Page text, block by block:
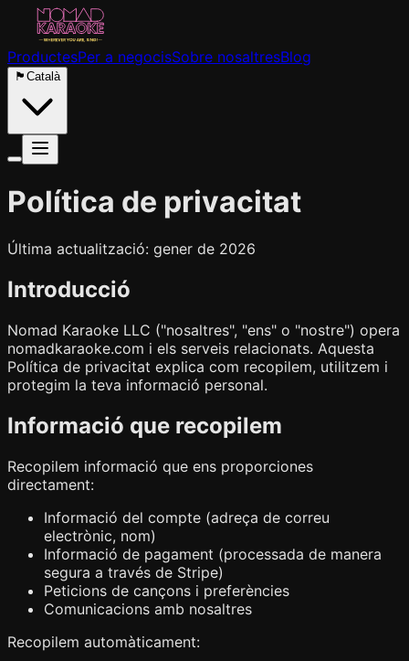
ProductesPer a negocisSobre nosaltresBlog
🏴 Català
Política de privacitat
Última actualització: gener de 2026
Introducció
Nomad Karaoke LLC ("nosaltres", "ens" o "nostre") opera
nomadkaraoke.com i els serveis relacionats. Aquesta
Política de privacitat explica com recopilem, utilitzem i
protegim la teva informació personal.
Informació que recopilem
Recopilem informació que ens proporciones
directament:
Informació del compte (adreça de correu
electrònic, nom)
Informació de pagament (processada de manera
segura a través de Stripe)
Peticions de cançons i preferències
Comunicacions amb nosaltres
Recopilem automàticament: